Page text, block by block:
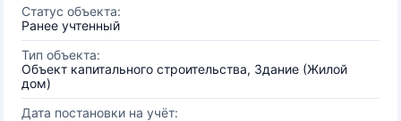
Статус объекта:
Ранее учтенный
Тип объекта:
Объект капитального строительства, Здание (Жилой
дом)
Дата постановки на учёт: